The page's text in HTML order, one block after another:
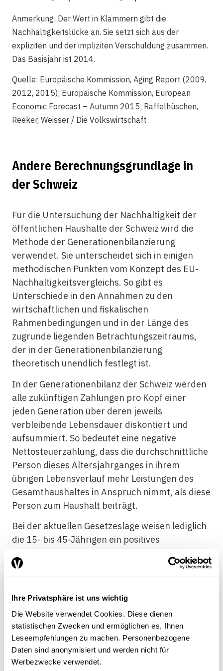
Ihre Privatsphäre ist uns wichtig
Die Website verwendet Cookies. Diese dienen
statistischen Zwecken und ermöglichen es, Ihnen
Leseempfehlungen zu machen. Personenbezogene
Daten sind anonymisiert und werden nicht für
Werbezwecke verwendet.
Anmerkung: Der Wert in Klammern gibt die
Nachhaltigkeitslücke an. Sie setzt sich aus der
expliziten und der impliziten Verschuldung zusammen.
Das Basisjahr ist 2014.
Quelle: Europäische Kommission, Aging Report (2009,
2012, 2015); Europäische Kommission, European
Economic Forecast – Autumn 2015; Raffelhüschen,
Reeker, Weisser / Die Volkswirtschaft
Andere Berechnungsgrundlage in
der Schweiz
Für die Untersuchung der Nachhaltigkeit der
öffentlichen Haushalte der Schweiz wird die
Methode der Generationenbilanzierung
verwendet. Sie unterscheidet sich in einigen
methodischen Punkten vom Konzept des EU-
Nachhaltigkeitsvergleichs. So gibt es
Unterschiede in den Annahmen zu den
wirtschaftlichen und fiskalischen
Rahmenbedingungen und in der Länge des
zugrunde liegenden Betrachtungszeitraums,
der in der Generationenbilanzierung
theoretisch unendlich festlegt ist.
In der Generationenbilanz der Schweiz werden
alle zukünftigen Zahlungen pro Kopf einer
jeden Generation über deren jeweils
verbleibende Lebensdauer diskontiert und
aufsummiert. So bedeutet eine negative
Nettosteuerzahlung, dass die durchschnittliche
Person dieses Altersjahrganges in ihrem
übrigen Lebensverlauf mehr Leistungen des
Gesamthaushaltes in Anspruch nimmt, als diese
Person zum Haushalt beiträgt.
Bei der aktuellen Gesetzeslage weisen lediglich
die 15- bis 45-Jährigen ein positives
Diese Altersgruppe hat zum einen ihre Kindheit
und Jugend bereits hinter sich, in der sie unter
anderem viele staatliche Gesundheits- und
Zum anderen ist sie noch viele Jahre vom
Renteneintrittsalter entfernt.